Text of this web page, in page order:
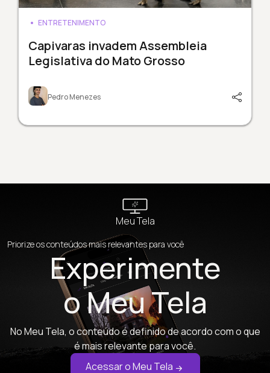
ENTRETENIMENTO
Capivaras invadem Assembleia
Legislativa do Mato Grosso
Pedro Menezes
Meu Tela
Priorize os conteúdos mais relevantes para você
Experimente
o Meu Tela
No Meu Tela, o conteúdo é definido de acordo com o que
é mais relevante para você.
Acessar o Meu Tela